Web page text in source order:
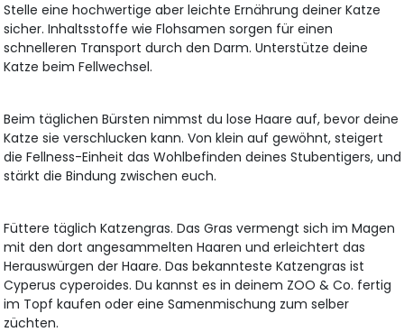
Stelle eine hochwertige aber leichte Ernährung deiner Katze
sicher. Inhaltsstoffe wie Flohsamen sorgen für einen
schnelleren Transport durch den Darm. Unterstütze deine
Katze beim Fellwechsel.
Beim täglichen Bürsten nimmst du lose Haare auf, bevor deine
Katze sie verschlucken kann. Von klein auf gewöhnt, steigert
die Fellness-Einheit das Wohlbefinden deines Stubentigers, und
stärkt die Bindung zwischen euch.
Füttere täglich Katzengras. Das Gras vermengt sich im Magen
mit den dort angesammelten Haaren und erleichtert das
Herauswürgen der Haare. Das bekannteste Katzengras ist
Cyperus cyperoides. Du kannst es in deinem ZOO & Co. fertig
im Topf kaufen oder eine Samenmischung zum selber
züchten.